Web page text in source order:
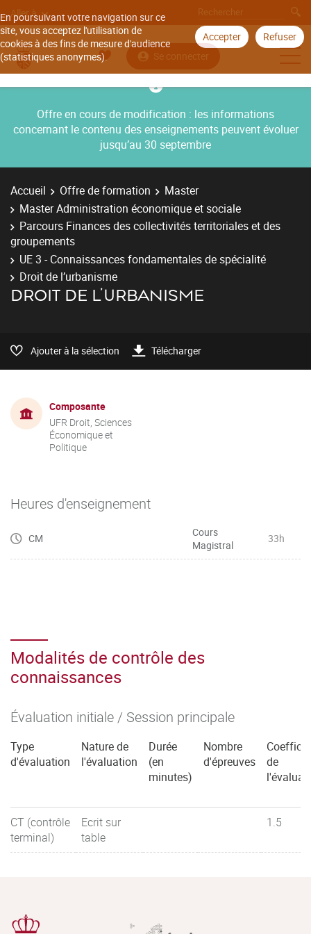
En poursuivant votre navigation sur ce
site, vous acceptez l'utilisation de
cookies à des fins de mesure d'audience
(statistiques anonymes).
Accepter Refuser
Aller à
Se connecter
Offre en cours de modification : les informations
concernant le contenu des enseignements peuvent évoluer
jusqu’au 30 septembre
Accueil Offre de formation
Master
Master Administration économique et sociale
Parcours Finances des collectivités territoriales et des
groupements
UE 3 - Connaissances fondamentales de spécialité
Droit de l’urbanisme
DROIT DE L’URBANISME
Ajouter à la sélection Télécharger
Composante
UFR Droit, Sciences
Économique et
Politique
Heures d'enseignement
CM
Cours
Magistral
33h
Modalités de contrôle des
connaissances
Évaluation initiale / Session principale
Type
d'évaluation
Nature de
l'évaluation
Durée
(en
minutes)
Nombre
d'épreuves
de
CT (contrôle
terminal)
Ecrit sur
table
1.5